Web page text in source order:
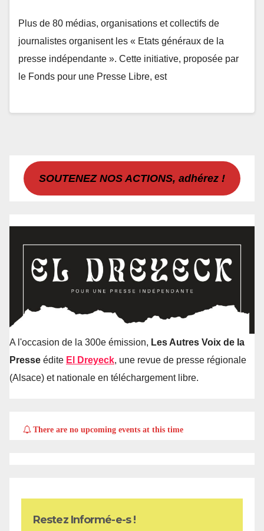
Plus de 80 médias, organisations et collectifs de
journalistes organisent les « Etats généraux de la
presse indépendante ». Cette initiative, proposée par
le Fonds pour une Presse Libre, est
SOUTENEZ NOS ACTIONS, adhérez !
A l'occasion de la 300e émission, Les Autres Voix de la
Presse édite El Dreyeck, une revue de presse régionale
(Alsace) et nationale en téléchargement libre.
There are no upcoming events at this time
Restez Informé-e-s !